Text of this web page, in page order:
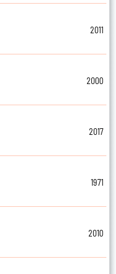
2011
2000
2017
1971
2010